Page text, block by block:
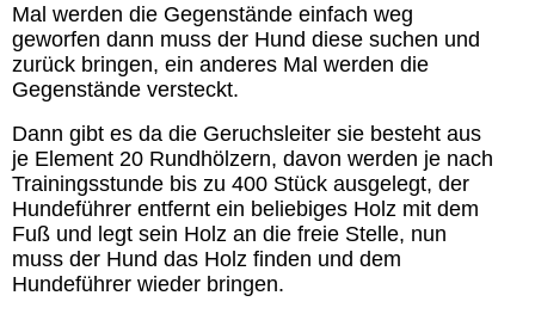
Mal werden die Gegenstände einfach weg
geworfen dann muss der Hund diese suchen und
zurück bringen, ein anderes Mal werden die
Gegenstände versteckt.
Dann gibt es da die Geruchsleiter sie besteht aus
je Element 20 Rundhölzern, davon werden je nach
Trainingsstunde bis zu 400 Stück ausgelegt, der
Hundeführer entfernt ein beliebiges Holz mit dem
Fuß und legt sein Holz an die freie Stelle, nun
muss der Hund das Holz finden und dem
Hundeführer wieder bringen.